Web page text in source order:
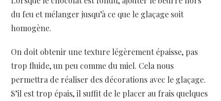
du feu et mélanger jusqu’à ce que le glaçage soit
homogène.
On doit obtenir une texture légèrement épaisse, pas
trop fluide, un peu comme du miel. Cela nous
permettra de réaliser des décorations avec le glaçage.
S’il est trop épais, il suffit de le placer au frais quelques